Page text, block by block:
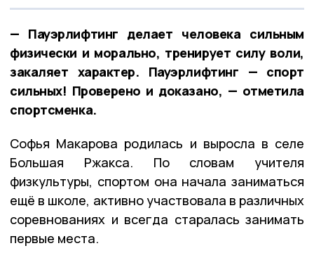
— Пауэрлифтинг делает человека сильным
физически и морально, тренирует силу воли,
закаляет характер. Пауэрлифтинг — спорт
сильных! Проверено и доказано, — отметила
спортсменка.
Софья Макарова родилась и выросла в селе
Большая Ржакса. По словам учителя
физкультуры, спортом она начала заниматься
ещё в школе, активно участвовала в различных
соревнованиях и всегда старалась занимать
первые места.